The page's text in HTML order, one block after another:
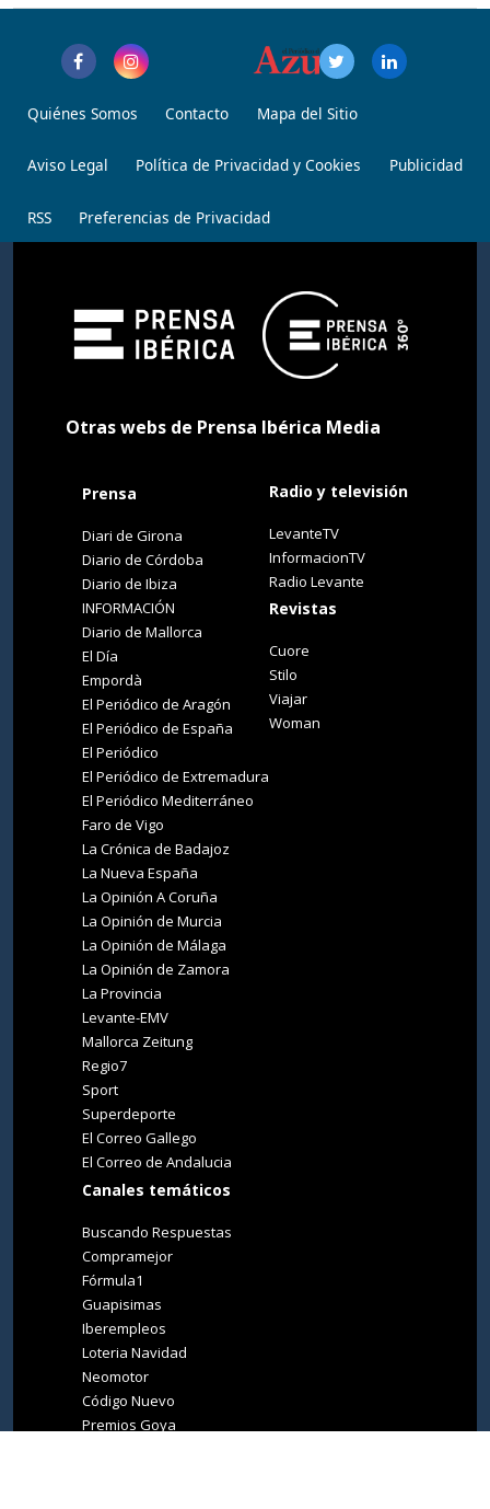
Quiénes Somos Contacto Mapa del Sitio
Aviso Legal Política de Privacidad y Cookies Publicidad
RSS Preferencias de Privacidad
Otras webs de Prensa Ibérica Media
Prensa
Diari de Girona
Diario de Córdoba
Diario de Ibiza
INFORMACIÓN
Diario de Mallorca
El Día
Empordà
El Periódico de Aragón
El Periódico de España
El Periódico
El Periódico de Extremadura
El Periódico Mediterráneo
Faro de Vigo
La Crónica de Badajoz
La Nueva España
La Opinión A Coruña
La Opinión de Murcia
La Opinión de Málaga
La Opinión de Zamora
La Provincia
Levante-EMV
Mallorca Zeitung
Regio7
Sport
Superdeporte
El Correo Gallego
El Correo de Andalucia
Canales temáticos
Buscando Respuestas
Compramejor
Fórmula1
Guapisimas
Iberempleos
Loteria Navidad
Neomotor
Código Nuevo
Premios Goya
Radio y televisión
LevanteTV
InformacionTV
Radio Levante
Revistas
Cuore
Stilo
Viajar
Woman